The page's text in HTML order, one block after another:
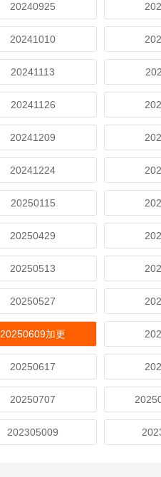
20240925
20241010
20241113
20241126
20241209
20241224
20250115
20250429
20250513
20250527
20250609加更
20250617
20250707
202305009